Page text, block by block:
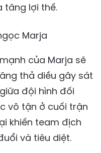
tăng lợi thế.
của Marja sẽ
thả diều gây sát
đội hình đối
vô tận ở cuối trận
khiến team địch
và tiêu diệt.